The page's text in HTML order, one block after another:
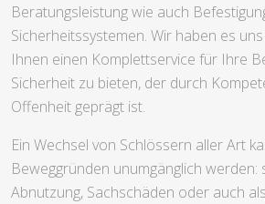
Beratungsleistung wie auch
Sicherheitssystemen. Wir haben es
Ihnen einen Komplettservice für Ihre
Sicherheit zu bieten, der durch
Offenheit geprägt ist.
Ein Wechsel von Schlössern aller Art
Beweggründen unumgänglich werden:
Abnutzung, Sachschäden oder auch